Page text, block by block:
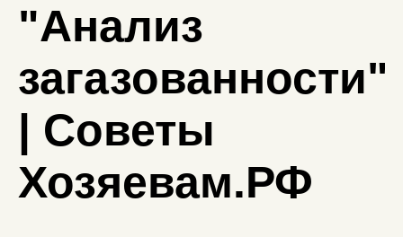
"Анализ
загазованности"
| Советы
Хозяевам.РФ